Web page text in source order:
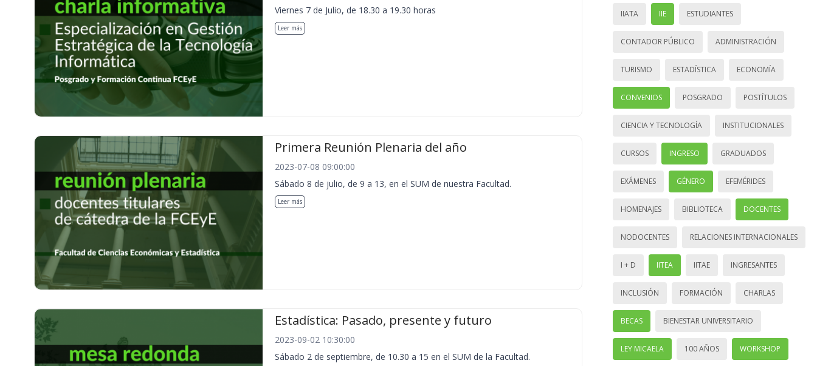
Viernes 7 de Julio, de 18.30 a 19.30 horas
Leer más
Primera Reunión Plenaria del año
2023-07-08 09:00:00
Sábado 8 de julio, de 9 a 13, en el SUM de nuestra Facultad.
Leer más
Estadística: Pasado, presente y futuro
2023-09-02 10:30:00
Sábado 2 de septiembre, de 10.30 a 15 en el SUM de la Facultad.
IIATA IIE ESTUDIANTES
CONTADOR PÚBLICO ADMINISTRACIÓN
TURISMO ESTADÍSTICA ECONOMÍA
CONVENIOS POSGRADO POSTÍTULOS
CIENCIA Y TECNOLOGÍA INSTITUCIONALES
CURSOS INGRESO GRADUADOS
EXÁMENES GÉNERO EFEMÉRIDES
HOMENAJES BIBLIOTECA DOCENTES
NODOCENTES RELACIONES INTERNACIONALES
I + D IITEA IITAE INGRESANTES
INCLUSIÓN FORMACIÓN CHARLAS
BECAS BIENESTAR UNIVERSITARIO
LEY MICAELA 100 AÑOS WORKSHOP